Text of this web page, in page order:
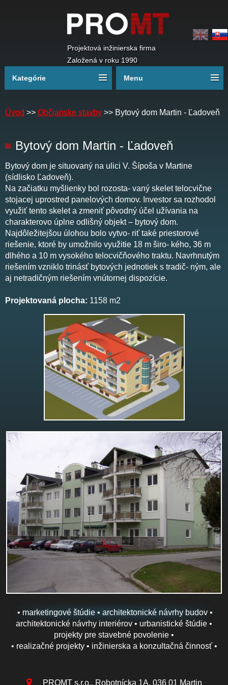
Projektová inžinierska firma
Založená v roku 1990
Úvod >> Občianske stavby >> Bytový dom Martin - Ľadoveň
Bytový dom Martin - Ľadoveň
Bytový dom je situovaný na ulici V. Šípoša v Martine
(sídlisko Ľadoveň).
Na začiatku myšlienky bol rozosta- vaný skelet telocvične
stojacej uprostred panelových domov. Investor sa rozhodol
využiť tento skelet a zmeniť pôvodný účel užívania na
charakterovo úplne odlišný objekt – bytový dom.
Najdôležitejšou úlohou bolo vytvo- riť také priestorové
riešenie, ktoré by umožnilo využitie 18 m širo- kého, 36 m
dlhého a 10 m vysokého telocvičňového traktu. Navrhnutým
riešením vzniklo trinásť bytových jednotiek s tradič- ným, ale
aj netradičným riešením vnútornej dispozície.
Projektovaná plocha: 1158 m2
Kategórie Menu
• marketingové štúdie • architektonické návrhy budov •
architektonické návrhy interiérov • urbanistické štúdie •
projekty pre stavebné povolenie •
• realizačné projekty • inžinierska a konzultačná činnosť •
PROMT s.r.o., Robotnícka 1A, 036 01 Martin